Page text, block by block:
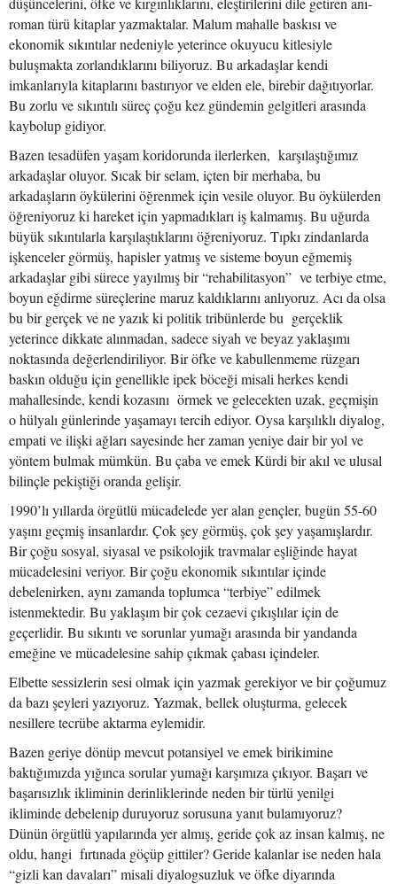
roman türü kitaplar yazmaktalar. Malum mahalle baskısı ve
ekonomik sıkıntılar nedeniyle yeterince okuyucu kitlesiyle
buluşmakta zorlandıklarını biliyoruz. Bu arkadaşlar kendi
imkanlarıyla kitaplarını bastırıyor ve elden ele, birebir dağıtıyorlar.
Bu zorlu ve sıkıntılı süreç çoğu kez gündemin gelgitleri arasında
kaybolup gidiyor.
Bazen tesadüfen yaşam koridorunda ilerlerken, karşılaştığımız
arkadaşlar oluyor. Sıcak bir selam, içten bir merhaba, bu
arkadaşların öykülerini öğrenmek için vesile oluyor. Bu öykülerden
öğreniyoruz ki hareket için yapmadıkları iş kalmamış. Bu uğurda
büyük sıkıntılarla karşılaştıklarını öğreniyoruz. Tıpkı zindanlarda
işkenceler görmüş, hapisler yatmış ve sisteme boyun eğmemiş
arkadaşlar gibi sürece yayılmış bir “rehabilitasyon” ve terbiye etme,
boyun eğdirme süreçlerine maruz kaldıklarını anlıyoruz. Acı da olsa
bu bir gerçek ve ne yazık ki politik tribünlerde bu gerçeklik
yeterince dikkate alınmadan, sadece siyah ve beyaz yaklaşımı
noktasında değerlendiriliyor. Bir öfke ve kabullenmeme rüzgarı
baskın olduğu için genellikle ipek böceği misali herkes kendi
mahallesinde, kendi kozasını örmek ve gelecekten uzak, geçmişin
o hülyalı günlerinde yaşamayı tercih ediyor. Oysa karşılıklı diyalog,
empati ve ilişki ağları sayesinde her zaman yeniye dair bir yol ve
yöntem bulmak mümkün. Bu çaba ve emek Kürdi bir akıl ve ulusal
bilinçle pekiştiği oranda gelişir.
1990’lı yıllarda örgütlü mücadelede yer alan gençler, bugün 55-60
yaşını geçmiş insanlardır. Çok şey görmüş, çok şey yaşamışlardır.
Bir çoğu sosyal, siyasal ve psikolojik travmalar eşliğinde hayat
mücadelesini veriyor. Bir çoğu ekonomik sıkıntılar içinde
debelenirken, aynı zamanda toplumca “terbiye” edilmek
istenmektedir. Bu yaklaşım bir çok cezaevi çıkışlılar için de
geçerlidir. Bu sıkıntı ve sorunlar yumağı arasında bir yandanda
emeğine ve mücadelesine sahip çıkmak çabası içindeler.
Elbette sessizlerin sesi olmak için yazmak gerekiyor ve bir çoğumuz
da bazı şeyleri yazıyoruz. Yazmak, bellek oluşturma, gelecek
nesillere tecrübe aktarma eylemidir.
Bazen geriye dönüp mevcut potansiyel ve emek birikimine
baktığımızda yığınca sorular yumağı karşımıza çıkıyor. Başarı ve
başarısızlık ikliminin derinliklerinde neden bir türlü yenilgi
ikliminde debelenip duruyoruz sorusuna yanıt bulamıyoruz?
Dünün örgütlü yapılarında yer almış, geride çok az insan kalmış, ne
oldu, hangi fırtınada göçüp gittiler? Geride kalanlar ise neden hala
“gizli kan davaları” misali diyalogsuzluk ve öfke diyarında